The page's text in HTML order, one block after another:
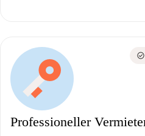
Professioneller
check_circle